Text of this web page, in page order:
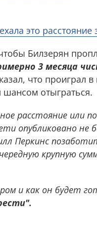
это расстояние
Билзерян
3 месяца
что проиграл в
отыграться.
расстояние или
опубликовано не
Перкинс
крупную
и как он будет